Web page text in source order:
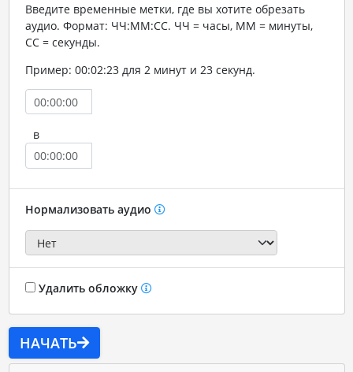
Введите временные метки, где вы хотите обрезать
аудио. Формат: ЧЧ:ММ:СС. ЧЧ = часы, ММ = минуты,
СС = секунды.
Пример: 00:02:23 для 2 минут и 23 секунд.
в
Нормализовать аудио
Удалить обложку
НАЧАТЬ